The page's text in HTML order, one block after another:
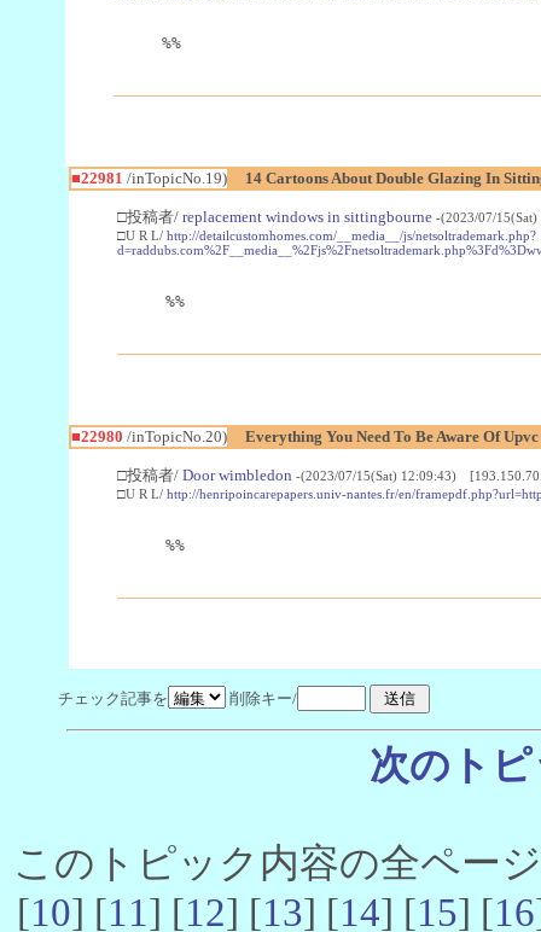
%%
■22981 /inTopicNo.19) 14 Cartoons About Double Glazing In
□投稿者/ replacement windows in sittingbourne -(2023/07/
□U R L/ http://detailcustomhomes.com/__media__/js/netsoltrademark.php?
%%
■22980 /inTopicNo.20) Everything You Need To Be Aware Of
□投稿者/ Door wimbledon -(2023/07/15(Sat) 12:09:43)
□U R L/ http://henripoincarepapers.univ-nantes.fr/en/
%%
チェック記事を 削除キー/
次のト
このトピック内容の全ペー
[10] [11] [12] [13] [14] [15] [16